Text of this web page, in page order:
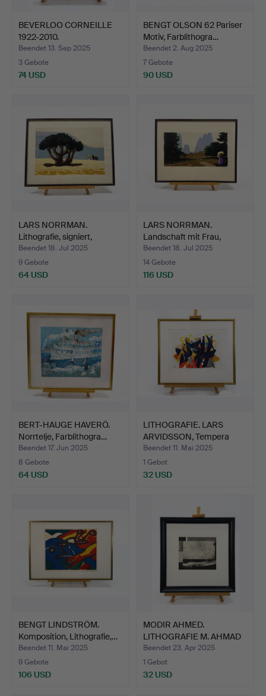
BEVERLOO CORNEILLE
1922-2010.
Zusammensetz…
Beendet 13. Sep 2025
3 Gebote
74 USD
BENGT OLSON 62 Pariser
Motiv, Farblithogra…
Beendet 2. Aug 2025
7 Gebote
90 USD
LARS NORRMAN.
Lithografie, signiert,
numme…
Beendet 18. Jul 2025
9 Gebote
64 USD
LARS NORRMAN.
Landschaft mit Frau,
Farblit…
Beendet 18. Jul 2025
14 Gebote
116 USD
BERT-HAUGE HAVERÖ.
Norrtelje, Farblithogra…
Beendet 17. Jun 2025
8 Gebote
64 USD
LITHOGRAFIE. LARS
ARVIDSSON, Tempera
„IMPR…
Beendet 11. Mai 2025
1 Gebot
32 USD
BENGT LINDSTRÖM.
Komposition, Lithografie,…
Beendet 11. Mai 2025
9 Gebote
106 USD
MODIR AHMED.
LITHOGRAFIE M. AHMAD
3/25.
Beendet 23. Apr 2025
1 Gebot
32 USD